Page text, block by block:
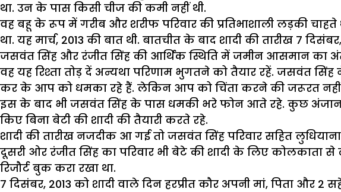
था. उन के पास किसी चीज की कमी नहीं थी.
वह बहू के रूप में गरीब और शरीफ परिवार की प्रतिभाशाली लड़की
था. यह मार्च, 2013 की बात थी. बातचीत के बाद शादी की तारीख 7
जसवंत सिंह और रंजीत सिंह की आर्थिक स्थिति में जमीन आसमान का
वह यह रिश्ता तोड़ दें अन्यथा परिणाम भुगतने को तैयार रहें. जसवंत सिंह
कर के आप को धमका रहे हैं. लेकिन आप को चिंता करने की जरूरत नहीं है.
इस के बाद भी जसवंत सिंह के पास धमकी भरे फोन आते रहे. कुछ अंजान
किए बिना बेटी की शादी की तैयारी करते रहे.
शादी की तारीख नजदीक आ गई तो जसवंत सिंह परिवार सहित
दूसरी ओर रंजीत सिंह का परिवार भी बेटे की शादी के लिए कोलकाता
रिजौर्ट बुक करा रखा था.
7 दिसंबर, 2013 को शादी वाले दिन हरप्रीत कौर अपनी मां, पिता